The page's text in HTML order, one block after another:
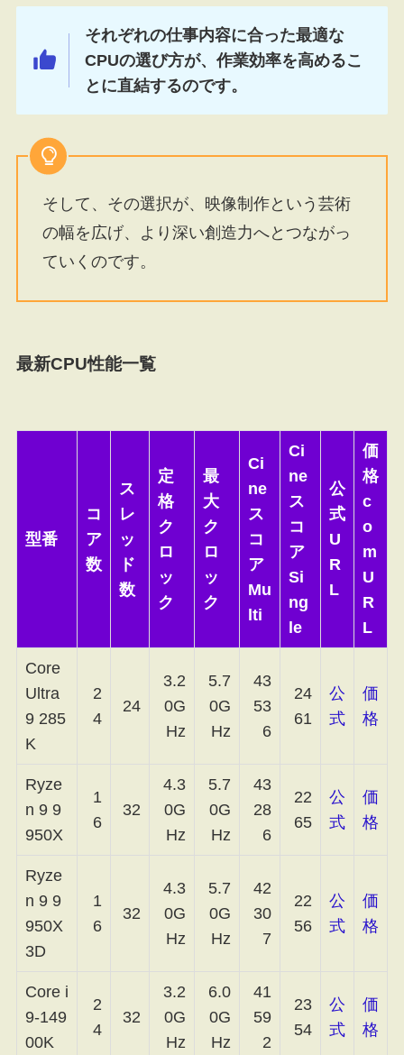
それぞれの仕事内容に合った最適な
CPUの選び方が、作業効率を高めるこ
とに直結するのです。
そして、その選択が、映像制作という芸術
の幅を広げ、より深い創造力へとつながっ
ていくのです。
最新CPU性能一覧
型番
コ
ア
数
ス
レ
ッ
ド
数
定
格
ク
ロ
ッ
ク
最
大
ク
ロ
ッ
ク
Ci
ne
ス
コ
ア
Mu
lti
Ci
ne
ス
コ
ア
Si
ng
le
公
式
U
R
L
価
格
c
o
m
U
R
L
Core
Ultra
9 285
K
2
4
24
3.2
0G
Hz
5.7
0G
Hz
43
53
6
24
61
公
式
価
格
Ryze
n 9 9
950X
1
6
32
4.3
0G
Hz
5.7
0G
Hz
43
28
6
22
65
公
式
価
格
Ryze
n 9 9
950X
3D
1
6
32
4.3
0G
Hz
5.7
0G
Hz
42
30
7
22
56
公
式
価
格
Core i
9-149
00K
2
4
32
3.2
0G
Hz
6.0
0G
Hz
41
59
2
23
54
公
式
価
格